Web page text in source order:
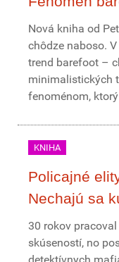
Nová kniha od
chôdze naboso.
trend barefoot –
minimalistických
fenoménom,
KNIHA
Policajné
Nechajú sa
30 rokov
skúseností, no